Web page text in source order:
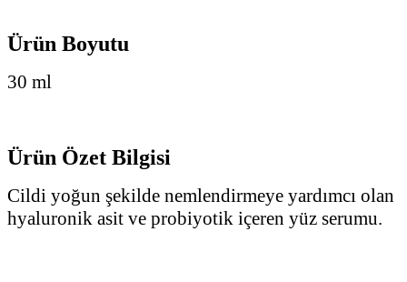
Ürün Boyutu
30 ml
Ürün Özet Bilgisi
Cildi yoğun şekilde nemlendirmeye yardımcı olan
hyaluronik asit ve probiyotik içeren yüz serumu.